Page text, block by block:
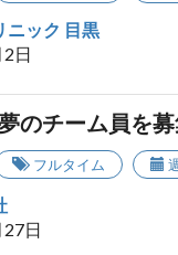
ニック 目黒
日
のチーム員を
フルタイム
日